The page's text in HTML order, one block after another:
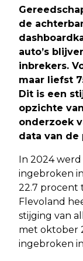
de
auto’s
inbrekers.
maar liefst
Dit is een
opzichte
onderzoek
data van de
In 2024 werd
ingebroken
22.7 procent
Flevoland
stijging van
met oktober
ingebroken in